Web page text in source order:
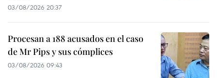
03/08/2026 20:37
Procesan a 188 acusados en el caso
de Mr Pips y sus cómplices
03/08/2026 09:43